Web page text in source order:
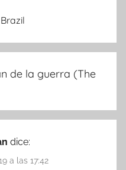
Brazil
de la guerra (The
dice:
a las 17:42